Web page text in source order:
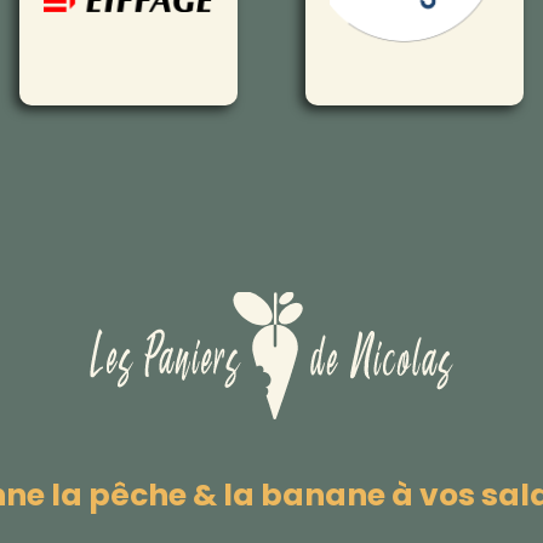
la pêche & la banane à vos